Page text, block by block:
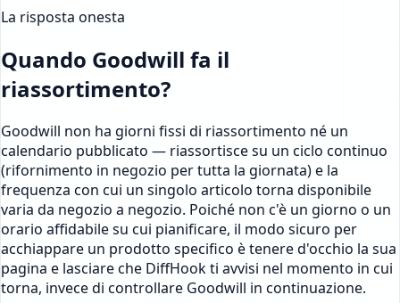
La risposta onesta
Quando Goodwill fa il
riassortimento?
Goodwill non ha giorni fissi di riassortimento né un
calendario pubblicato — riassortisce su un ciclo continuo
(rifornimento in negozio per tutta la giornata) e la
frequenza con cui un singolo articolo torna disponibile
varia da negozio a negozio. Poiché non c'è un giorno o un
orario affidabile su cui pianificare, il modo sicuro per
acchiappare un prodotto specifico è tenere d'occhio la sua
pagina e lasciare che DiffHook ti avvisi nel momento in cui
torna, invece di controllare Goodwill in continuazione.